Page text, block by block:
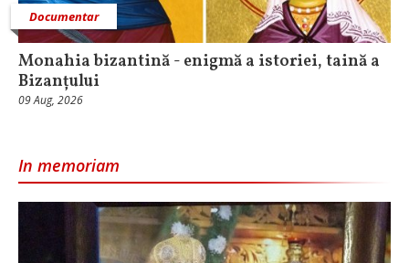
Documentar
Monahia bizantină - enigmă a istoriei, taină a
Bizanțului
09 Aug, 2026
In memoriam